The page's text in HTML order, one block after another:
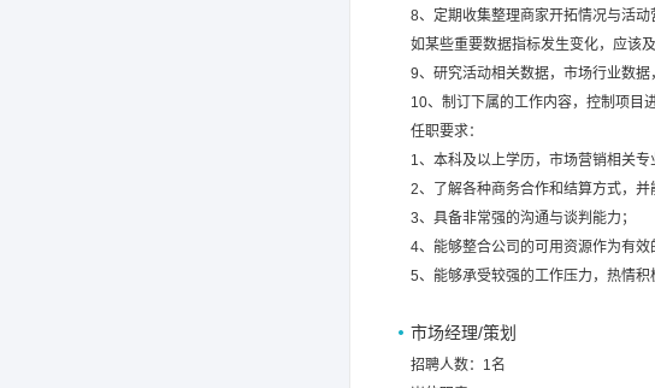
8、定期收集整理商家开拓情况与活
如某些重要数据指标发生变化，应该
9、研究活动相关数据，市场行业数
10、制订下属的工作内容，控制项目进
任职要求：
1、本科及以上学历，市场营销相关
2、了解各种商务合作和结算方式，并
3、具备非常强的沟通与谈判能力；
4、能够整合公司的可用资源作为有
5、能够承受较强的工作压力，热情积
市场经理/策划
招聘人数：1名